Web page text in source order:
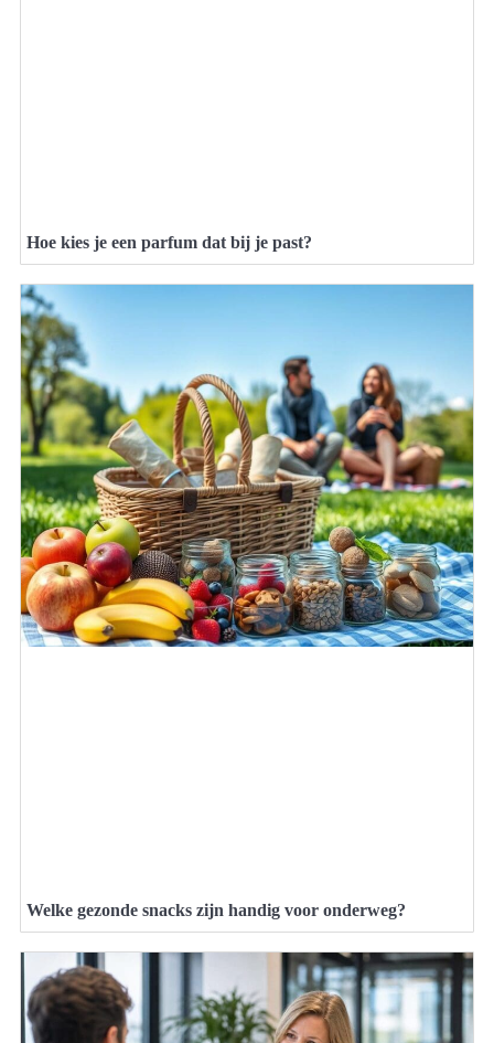
Hoe kies je een parfum dat bij je past?
Welke gezonde snacks zijn handig voor onderweg?